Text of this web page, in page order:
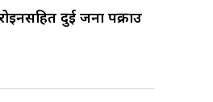
दुई जना पक्राउ